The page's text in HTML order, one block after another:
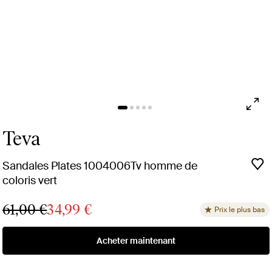
Teva
Sandales Plates 1004006Tv homme de
coloris vert
61,00 €34,99 € Prix le plus bas
Acheter maintenant